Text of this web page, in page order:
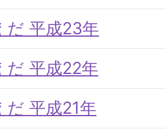
だ 平成23年
だ 平成22年
だ 平成21年